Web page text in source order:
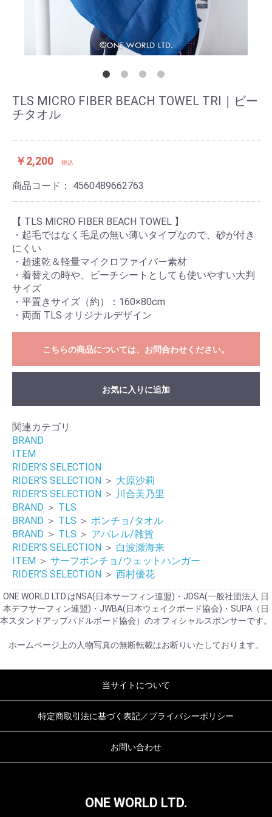
TLS MICRO FIBER BEACH TOWEL TRI｜ビー
チタオル
￥2,200 税込
商品コード： 4560489662763
【 TLS MICRO FIBER BEACH TOWEL 】
・起毛ではなく毛足の無い薄いタイプなので、砂が付き
にくい
・超速乾＆軽量マイクロファイバー素材
・着替えの時や、ビーチシートとしても使いやすい大判
サイズ
・平置きサイズ（約）：160×80cm
・両面 TLS オリジナルデザイン
こちらの商品については、お問合わせください。
お買い物を続ける カートへ進む
お気に入りに追加
関連カテゴリ
BRAND
ITEM
RIDER’S SELECTION
RIDER’S SELECTION ＞ 大原沙莉
RIDER’S SELECTION ＞ 川合美乃里
BRAND ＞ TLS
BRAND ＞ TLS ＞ ポンチョ/タオル
BRAND ＞ TLS ＞ アパレル/雑貨
RIDER’S SELECTION ＞ 白波瀬海来
ITEM ＞ サーフポンチョ/ウェットハンガー
RIDER’S SELECTION ＞ 西村優花
ONE WORLD LTD.はNSA(日本サーフィン連盟)・JDSA(一般社団法人 日
本デフサーフィン連盟)・JWBA(日本ウェイクボード協会)・SUPA（日
本スタンドアップパドルボード協会）のオフィシャルスポンサーです。
ホームページ上の人物写真の無断転載はお断りいたしております。
当サイトについて
特定商取引法に基づく表記／プライバシーポリシー
お問い合わせ
ONE WORLD LTD.